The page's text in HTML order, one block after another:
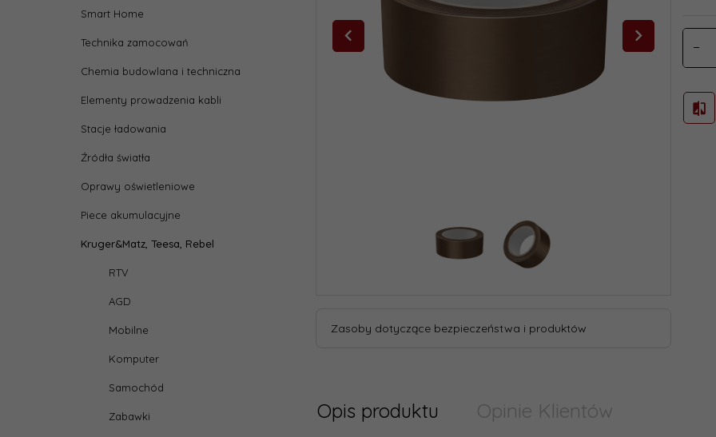
Smart Home
Technika zamocowań
Chemia budowlana i techniczna
Elementy prowadzenia kabli
Stacje ładowania
Źródła światła
Oprawy oświetleniowe
Piece akumulacyjne
Kruger&Matz, Teesa, Rebel
RTV
AGD
Mobilne
Komputer
Samochód
Zabawki
Zasoby dotyczące bezpieczeństwa i produktów
Opis produktu Opinie Klientów